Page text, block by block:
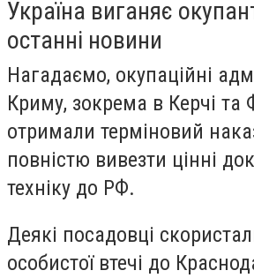
Україна виганяє
останні новини
Нагадаємо, окупаційні
Криму, зокрема в Керчі та
отримали терміновий
повністю вивезти цінні
техніку до РФ.
Деякі посадовці
особистої втечі до